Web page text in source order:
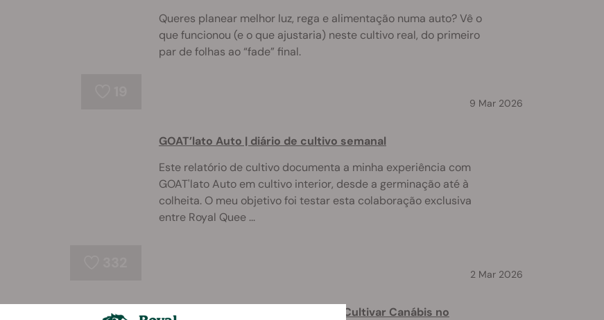
Queres planear melhor luz, rega e alimentação numa auto? Vê o
que funcionou (e o que ajustaria) neste cultivo real, do primeiro
par de folhas ao “fade” final.
9 Mar 2026
GOAT’lato Auto | diário de cultivo semanal
Este relatório de cultivo documenta a minha experiência com
GOAT'lato Auto em cultivo interior, desde a germinação até à
colheita. O meu objetivo foi testar esta colaboração exclusiva
entre Royal Quee ...
2 Mar 2026
Quanto Tempo É Necessário Para Cultivar Canábis no